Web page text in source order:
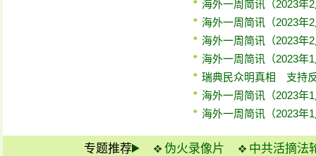
海外一周简讯（2023年
海外一周简讯（2023年
海外一周简讯（2023年
海外一周简讯（2023年
瑞典民众明真相 支持
海外一周简讯（2023年
海外一周简讯（2023年
专题推荐 伪火录像片 中共活摘法